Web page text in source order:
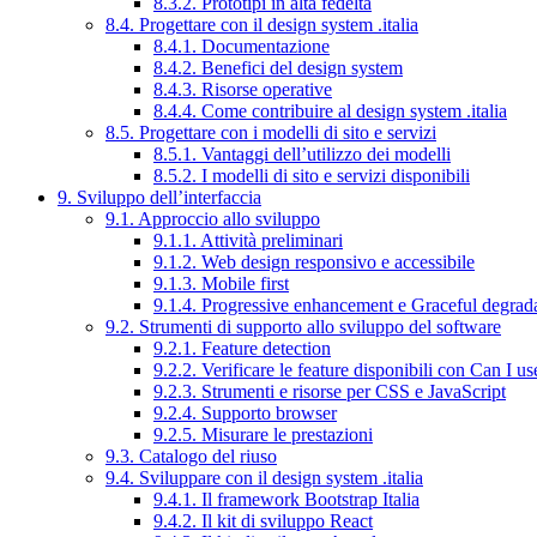
8.4. Progettare con il design system .italia
8.4.1. Documentazione
8.4.2. Benefici del design system
8.4.3. Risorse operative
8.4.4. Come contribuire al design system .italia
8.5. Progettare con i modelli di sito e servizi
8.5.1. Vantaggi dell’utilizzo dei modelli
8.5.2. I modelli di sito e servizi disponibili
9. Sviluppo dell’interfaccia
9.1. Approccio allo sviluppo
9.1.1. Attività preliminari
9.1.2. Web design responsivo e accessibile
9.1.3. Mobile first
9.1.4. Progressive enhancement e Graceful
9.2. Strumenti di supporto allo sviluppo del software
9.2.1. Feature detection
9.2.2. Verificare le feature disponibili con Can I
9.2.3. Strumenti e risorse per CSS e JavaScript
9.2.4. Supporto browser
9.2.5. Misurare le prestazioni
9.3. Catalogo del riuso
9.4. Sviluppare con il design system .italia
9.4.1. Il framework Bootstrap Italia
9.4.2. Il kit di sviluppo React